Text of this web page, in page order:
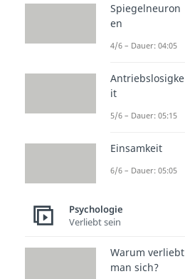
Körpersprache
Dauer: 04:44
Blickkontakt
Spiegelneuron
en
4/6 – Dauer: 04:05
Antriebslosigke
it
5/6 – Dauer: 05:15
Einsamkeit
6/6 – Dauer: 05:05
Psychologie
Verliebt sein
Warum verliebt
man sich?